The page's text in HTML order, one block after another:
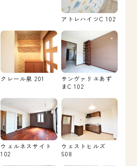
アトレハイツC 102
クレール泉 201
サンヴァリエあず
まC 102
ウェルネスサイト
102
ウェストヒルズ
508